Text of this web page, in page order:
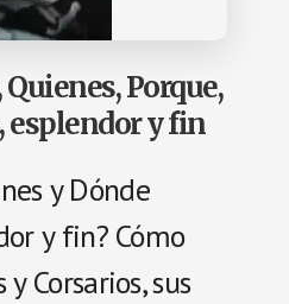
Porque,
esplendor y fin
y Dónde
y fin? Cómo
Corsarios, sus